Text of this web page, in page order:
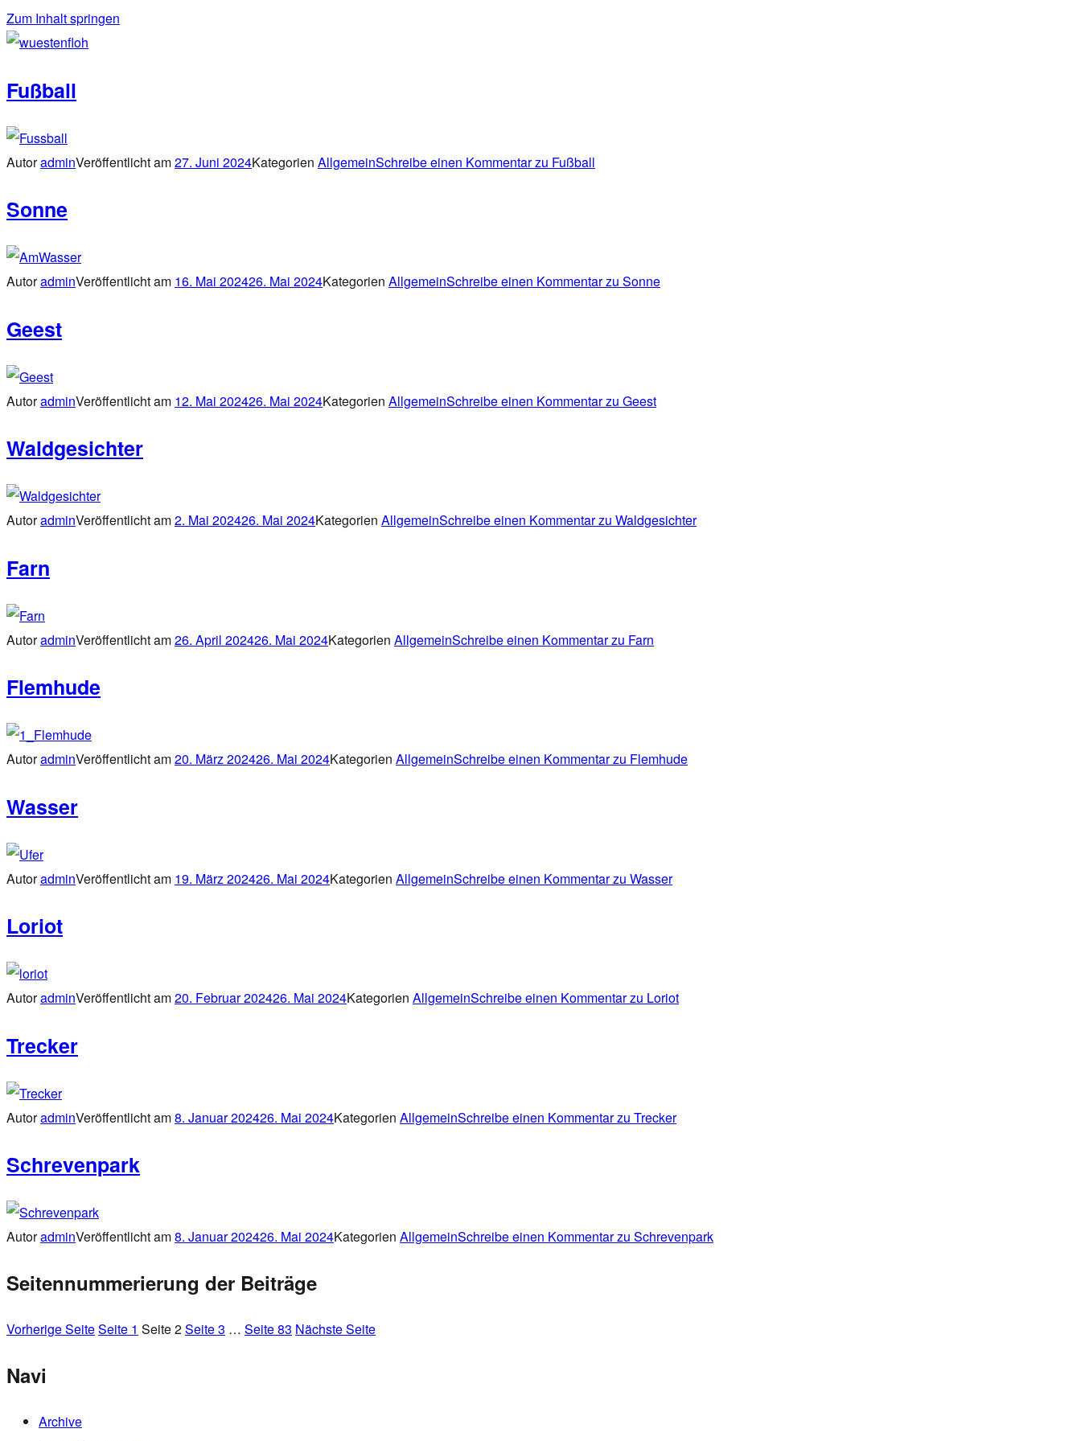
Zum Inhalt springen
Fußball
AutoradminVeröffentlicht am27. Juni 2024Kategorien AllgemeinSchreibe einen Kommentarzu Fußball
Sonne
AutoradminVeröffentlicht am 16. Mai 202426. Mai 2024Kategorien AllgemeinSchreibe einen Kommentarzu Sonne
Geest
AutoradminVeröffentlicht am 12. Mai 202426. Mai 2024Kategorien AllgemeinSchreibe einen Kommentarzu Geest
Waldgesichter
AutoradminVeröffentlicht am2. Mai 202426. Mai 2024Kategorien AllgemeinSchreibe einen Kommentarzu Waldgesichter
Farn
AutoradminVeröffentlicht am26. April 202426. Mai 2024Kategorien AllgemeinSchreibe einen Kommentarzu Farn
Flemhude
AutoradminVeröffentlicht am20. März 202426. Mai 2024Kategorien AllgemeinSchreibe einen Kommentarzu Flemhude
Wasser
AutoradminVeröffentlicht am 19. März 202426. Mai 2024Kategorien AllgemeinSchreibe einen Kommentarzu Wasser
Loriot
AutoradminVeröffentlicht am20. Februar 202426. Mai 2024Kategorien AllgemeinSchreibe einen Kommentarzu Loriot
Trecker
AutoradminVeröffentlicht am8. Januar 202426. Mai 2024Kategorien AllgemeinSchreibe einen Kommentarzu Trecker
Schrevenpark
AutoradminVeröffentlicht am8. Januar 202426. Mai 2024Kategorien AllgemeinSchreibe einen Kommentarzu Schrevenpark
Seitennummerierung der Beiträge
Vorherige SeiteSeite 1 Seite2Seite3 … Seite83 Nächste Seite
Navi
Archive